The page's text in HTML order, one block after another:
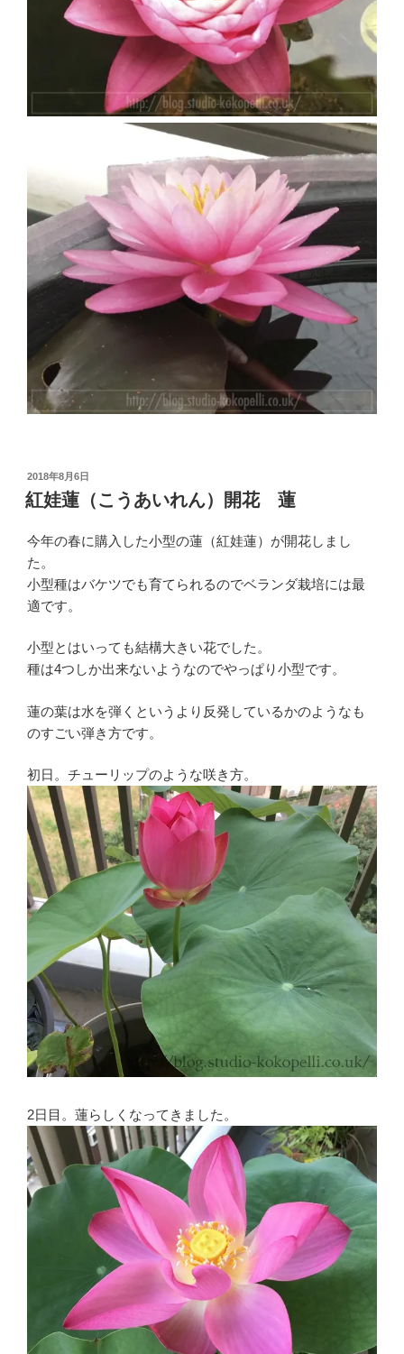
投
稿
日:
2018年8月6日
紅娃蓮（こうあいれん）開花 蓮
今年の春に購入した小型の蓮（紅娃蓮）が開花しまし
た。
小型種はバケツでも育てられるのでベランダ栽培には最
適です。
小型とはいっても結構大きい花でした。
種は4つしか出来ないようなのでやっぱり小型です。
蓮の葉は水を弾くというより反発しているかのようなも
のすごい弾き方です。
初日。チューリップのような咲き方。
2日目。蓮らしくなってきました。